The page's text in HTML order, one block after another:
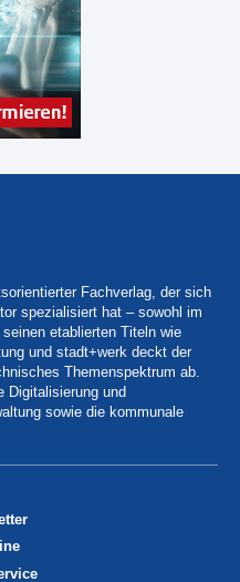
Fachverlag, der sich
spezialisiert hat – sowohl im
etablierten Titeln wie
und stadt+werk deckt der
Themenspektrum ab.
Digitalisierung und
sowie die kommunale